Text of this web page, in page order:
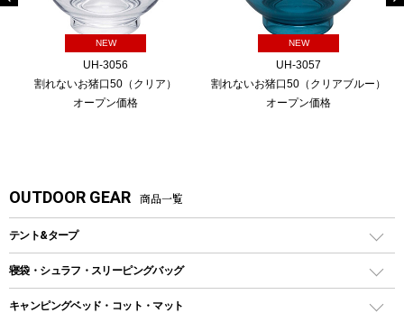
NEW
UH-3056
割れないお猪口50（クリア）
オープン価格
NEW
UH-3057
割れないお猪口50（クリアブルー）
オープン価格
OUTDOOR GEAR 商品一覧
テント&タープ
テント
寝袋・シュラフ・スリーピングバッグ
レクタングラー型（封筒型）シュラフ
キャンピングベッド・コット・マット